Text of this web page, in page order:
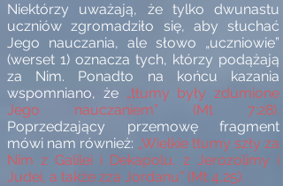
Niektórzy uważają, że tylko dwunastu
uczniów zgromadziło się, aby słuchać
Jego nauczania, ale słowo „uczniowie”
(werset 1) oznacza tych, którzy podążają
za Nim. Ponadto na końcu kazania
wspomniano, że „tłumy były zdumione
Jego nauczaniem” (Mt 7:28).
Poprzedzający przemowę fragment
mówi nam również: „Wielkie tłumy szły za
Nim z Galilei i Dekapolu, z Jerozolimy i
Judei, a także zza Jordanu” (Mt 4,25).